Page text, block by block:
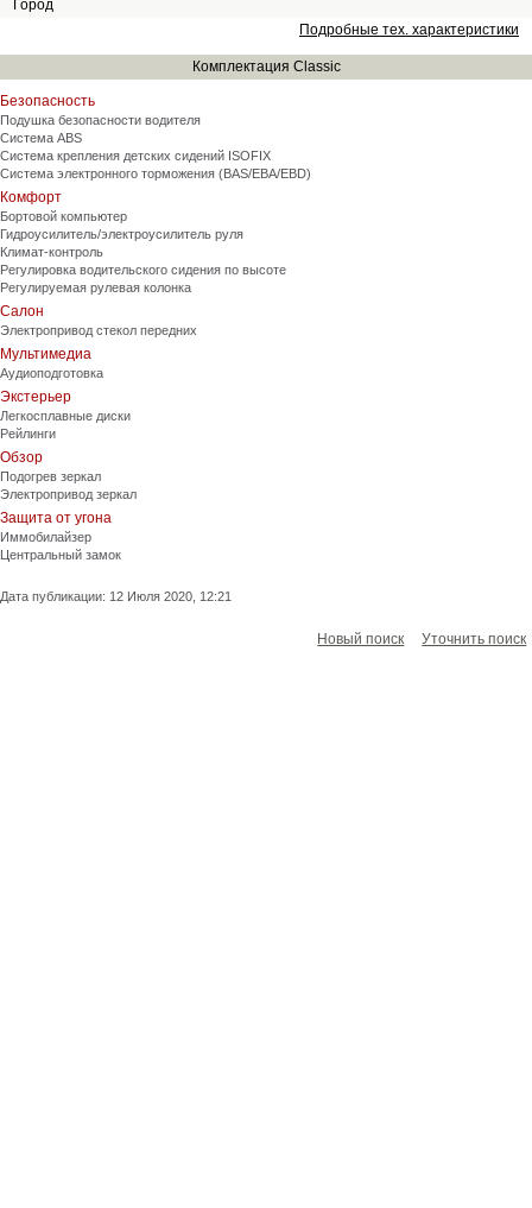
Город
Подробные тех. характеристики
Комплектация Classic
Безопасность
Подушка безопасности водителя
Система ABS
Система крепления детских сидений ISOFIX
Система электронного торможения (BAS/EBA/EBD)
Комфорт
Бортовой компьютер
Гидроусилитель/электроусилитель руля
Климат-контроль
Регулировка водительского сидения по высоте
Регулируемая рулевая колонка
Салон
Электропривод стекол передних
Мультимедиа
Аудиоподготовка
Экстерьер
Легкосплавные диски
Рейлинги
Обзор
Подогрев зеркал
Электропривод зеркал
Защита от угона
Иммобилайзер
Центральный замок
Дата публикации: 12 Июля 2020, 12:21
Новый поиск Уточнить поиск